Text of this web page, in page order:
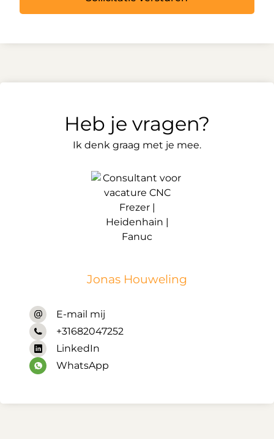
Heb je vragen?
Ik denk graag met je mee.
Jonas Houweling
E-mail mij
+31682047252
LinkedIn
WhatsApp